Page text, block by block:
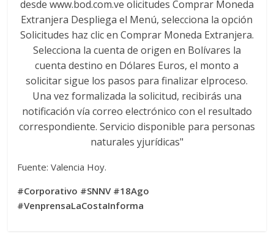
Fuente: Valencia Hoy.
#Corporativo #SNNV #18Ago
#VenprensaLaCostaInforma